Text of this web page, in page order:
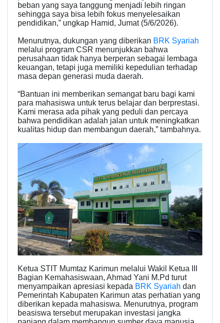
beban yang saya tanggung menjadi lebih ringan
sehingga saya bisa lebih fokus menyelesaikan
pendidikan,” ungkap Hamid, Jumat (5/6/2026).
Menurutnya, dukungan yang diberikan BRK Syariah
melalui program CSR menunjukkan bahwa
perusahaan tidak hanya berperan sebagai lembaga
keuangan, tetapi juga memiliki kepedulian terhadap
masa depan generasi muda daerah.
“Bantuan ini memberikan semangat baru bagi kami
para mahasiswa untuk terus belajar dan berprestasi.
Kami merasa ada pihak yang peduli dan percaya
bahwa pendidikan adalah jalan untuk meningkatkan
kualitas hidup dan membangun daerah,” tambahnya.
Ketua STIT Mumtaz Karimun melalui Wakil Ketua III
Bagian Kemahasiswaan, Ahmad Yani M.Pd turut
menyampaikan apresiasi kepada BRK Syariah dan
Pemerintah Kabupaten Karimun atas perhatian yang
diberikan kepada mahasiswa. Menurutnya, program
beasiswa tersebut merupakan investasi jangka